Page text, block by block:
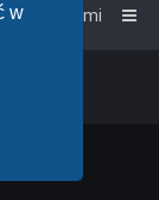
w
z nami